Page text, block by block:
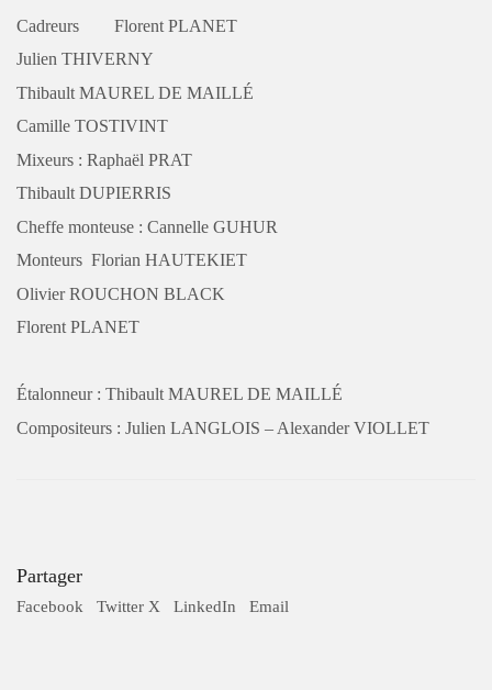
Cadreurs Florent PLANET
Julien THIVERNY
Thibault MAUREL DE MAILLÉ
Camille TOSTIVINT
Mixeurs : Raphaël PRAT
Thibault DUPIERRIS
Cheffe monteuse : Cannelle GUHUR
Monteurs Florian HAUTEKIET
Olivier ROUCHON BLACK
Florent PLANET
Étalonneur : Thibault MAUREL DE MAILLÉ
Compositeurs : Julien LANGLOIS – Alexander VIOLLET
Partager
Facebook Twitter X LinkedIn Email
Tel:06 17 96 50 43
LYON
SUD
Siège social120 Impasse des Rossignols 83610 Collobrières
On peut vous renseigner ?
Un conseil? Une estimation? Un devis? envoyez-nous un mailou appelez-